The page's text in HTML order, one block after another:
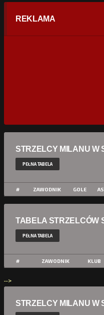
REKLAMA
STRZELCY MILANU W
PEŁNA TABELA
# ZAWODNIK GOLE
TABELA STRZELCÓW
PEŁNA TABELA
# ZAWODNIK KLUB
-->
STRZELCY MILANU W